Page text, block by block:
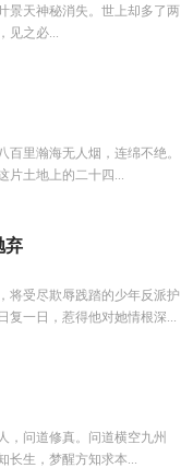
景天神秘消失。世上却多了两
见之必...
里瀚海无人烟，连绵不绝。
片土地上的二十四...
弃
将受尽欺辱践踏的少年反派护
复一日，惹得他对她情根深...
，问道修真。问道横空九州
长生，梦醒方知求本...